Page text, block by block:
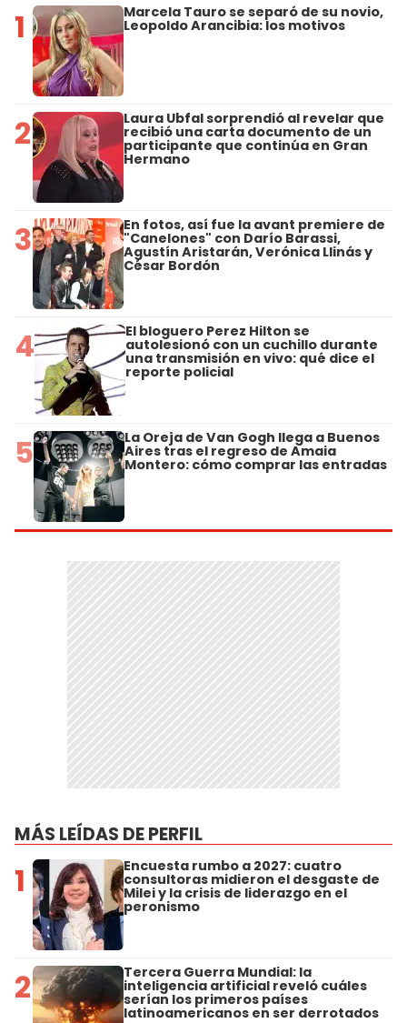
1 Marcela Tauro se separó de su novio,
Leopoldo Arancibia: los motivos
2 Laura Ubfal sorprendió al revelar que
recibió una carta documento de un
participante que continúa en Gran
Hermano
3 En fotos, así fue la avant premiere de
"Canelones" con Darío Barassi,
Agustín Aristarán, Verónica Llinás y
César Bordón
4 El bloguero Perez Hilton se
autolesionó con un cuchillo durante
una transmisión en vivo: qué dice el
reporte policial
5 La Oreja de Van Gogh llega a Buenos
Aires tras el regreso de Amaia
Montero: cómo comprar las entradas
MÁS LEÍDAS DE PERFIL
1 Encuesta rumbo a 2027: cuatro
consultoras midieron el desgaste de
Milei y la crisis de liderazgo en el
peronismo
2 Tercera Guerra Mundial: la
inteligencia artificial reveló cuáles
serían los primeros países
latinoamericanos en ser derrotados